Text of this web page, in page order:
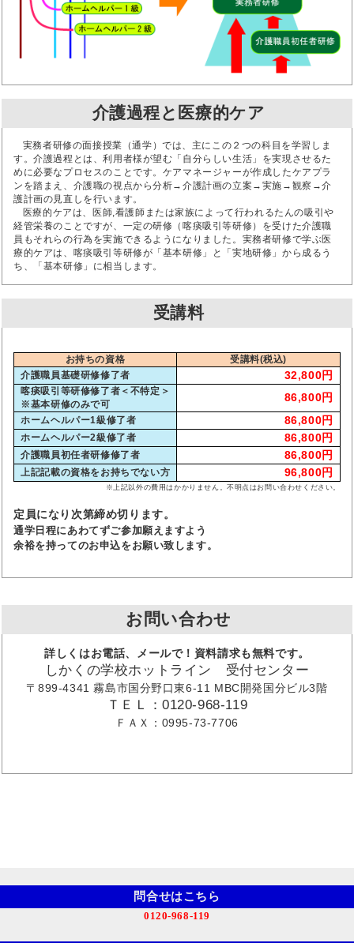
介護過程と医療的ケア
実務者研修の面接授業（通学）では、主にこの２つの科目を学習しま
す。介護過程とは、利用者様が望む「自分らしい生活」を実現させるた
めに必要なプロセスのことです。ケアマネージャーが作成したケアプラ
ンを踏まえ、介護職の視点から分析→介護計画の立案→実施→観察→介
護計画の見直しを行います。
医療的ケアは、医師,看護師または家族によって行われるたんの吸引や
経管栄養のことですが、一定の研修（喀痰吸引等研修）を受けた介護職
員もそれらの行為を実施できるようになりました。実務者研修で学ぶ医
療的ケアは、喀痰吸引等研修が「基本研修」と「実地研修」から成るう
ち、「基本研修」に相当します。
受講料
お持ちの資格
受講料(税込)
介護職員基礎研修修了者
32,800円
喀痰吸引等研修修了者＜不特定＞
※基本研修のみで可
86,800円
ホームヘルパー1級修了者 86,800円
ホームヘルパー2級修了者 86,800円
介護職員初任者研修修了者 86,800円
上記記載の資格をお持ちでない方 96,800円
※上記以外の費用はかかりません。不明点はお問い合わせください。
定員になり次第締め切ります。
通学日程にあわてずご参加願えますよう
余裕を持ってのお申込をお願い致します。
お問い合わせ
詳しくはお電話、メールで！資料請求も無料です。
しかくの学校ホットライン 受付センター
〒899-4341 霧島市国分野口東6-11 MBC開発国分ビル3階
ＴＥＬ：0120-968-119
ＦＡＸ：0995-73-7706
問合せはこちら
0120-968-119